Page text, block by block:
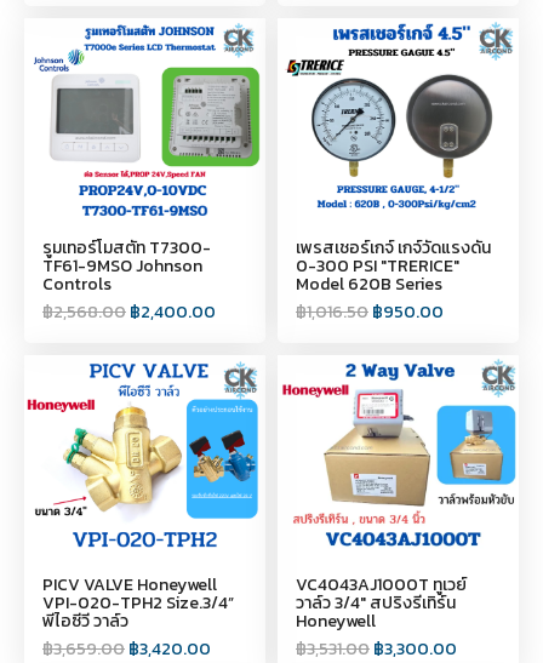
รูมเทอร์โมสตัท T7300-
TF61-9MSO Johnson
Controls
฿2,568.00฿2,400.00
เพรสเชอร์เกจ์ เกจ์วัดแรงดัน
0-300 PSI "TRERICE"
Model 620B Series
฿1,016.50฿950.00
PICV VALVE Honeywell
VPI-020-TPH2 Size.3/4”
พีไอซีวี วาล์ว
฿3,659.00฿3,420.00
VC4043AJ1000T ทูเวย์
วาล์ว 3/4" สปริงรีเทิร์น
Honeywell
฿3,531.00฿3,300.00